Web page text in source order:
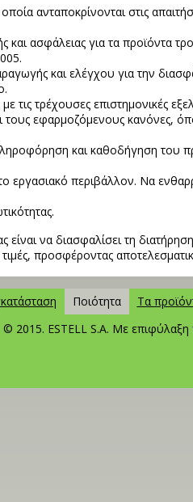
ανταποκρίνονται στις
και ασφάλειας για τα προϊόντα
και ελέγχου για την
τρέχουσες επιστημονικές
τους εφαρμοζόμενους κανόνες,
και καθοδήγηση του
εργασιακό περιβάλλον. Να
είναι να διασφαλίσει τη
προσφέροντας
Ποιότητα Τα
© 2015. ESTELL S.A. Με επιφύλαξη